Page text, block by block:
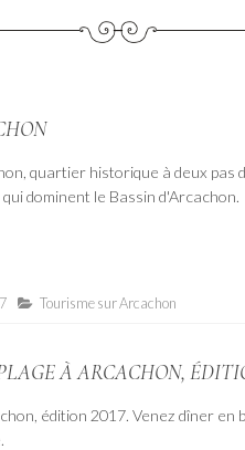
quartier historique à deux pas
dominent le Bassin d'Arcachon.
Tourisme sur Arcachon
À ARCACHON,
édition 2017. Venez dîner en